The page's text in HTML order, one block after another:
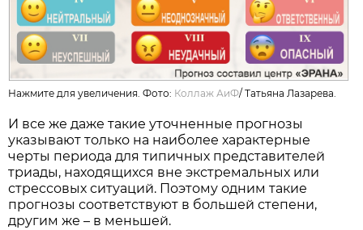
Нажмите для увеличения. Фото: Коллаж АиФ/Татьяна Лазарева.
И все же даже такие уточненные прогнозы
указывают только на наиболее характерные
черты периода для типичных представителей
триады, находящихся вне экстремальных или
стрессовых ситуаций. Поэтому одним такие
прогнозы соответствуют в большей степени,
другим же – в меньшей.